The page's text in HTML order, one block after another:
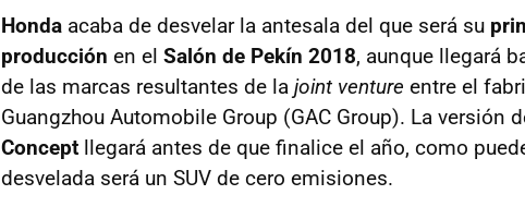
Honda acaba de desvelar la antesala del que será su
producción en el Salón de Pekín 2018, aunque llegará
de las marcas resultantes de la joint venture entre el
Guangzhou Automobile Group (GAC Group). La versión
Concept llegará antes de que finalice el año, como
desvelada será un SUV de cero emisiones.